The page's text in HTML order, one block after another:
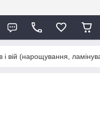
і вій (нарощування,